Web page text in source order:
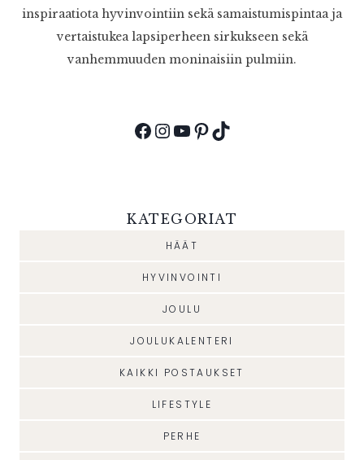
inspiraatiota hyvinvointiin sekä samaistumispintaa ja
vertaistukea lapsiperheen sirkukseen sekä
vanhemmuuden moninaisiin pulmiin.
Facebook
Instagram
YouTube
Pinterest
TikTok
KATEGORIAT
HÄÄT
HYVINVOINTI
JOULU
JOULUKALENTERI
KAIKKI POSTAUKSET
LIFESTYLE
PERHE